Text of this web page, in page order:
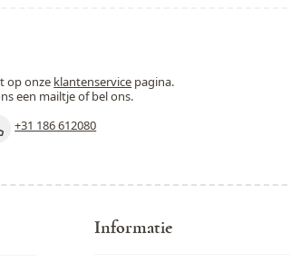
op onze klantenservice pagina.
een mailtje of bel ons.
+31 186 612080
Informatie